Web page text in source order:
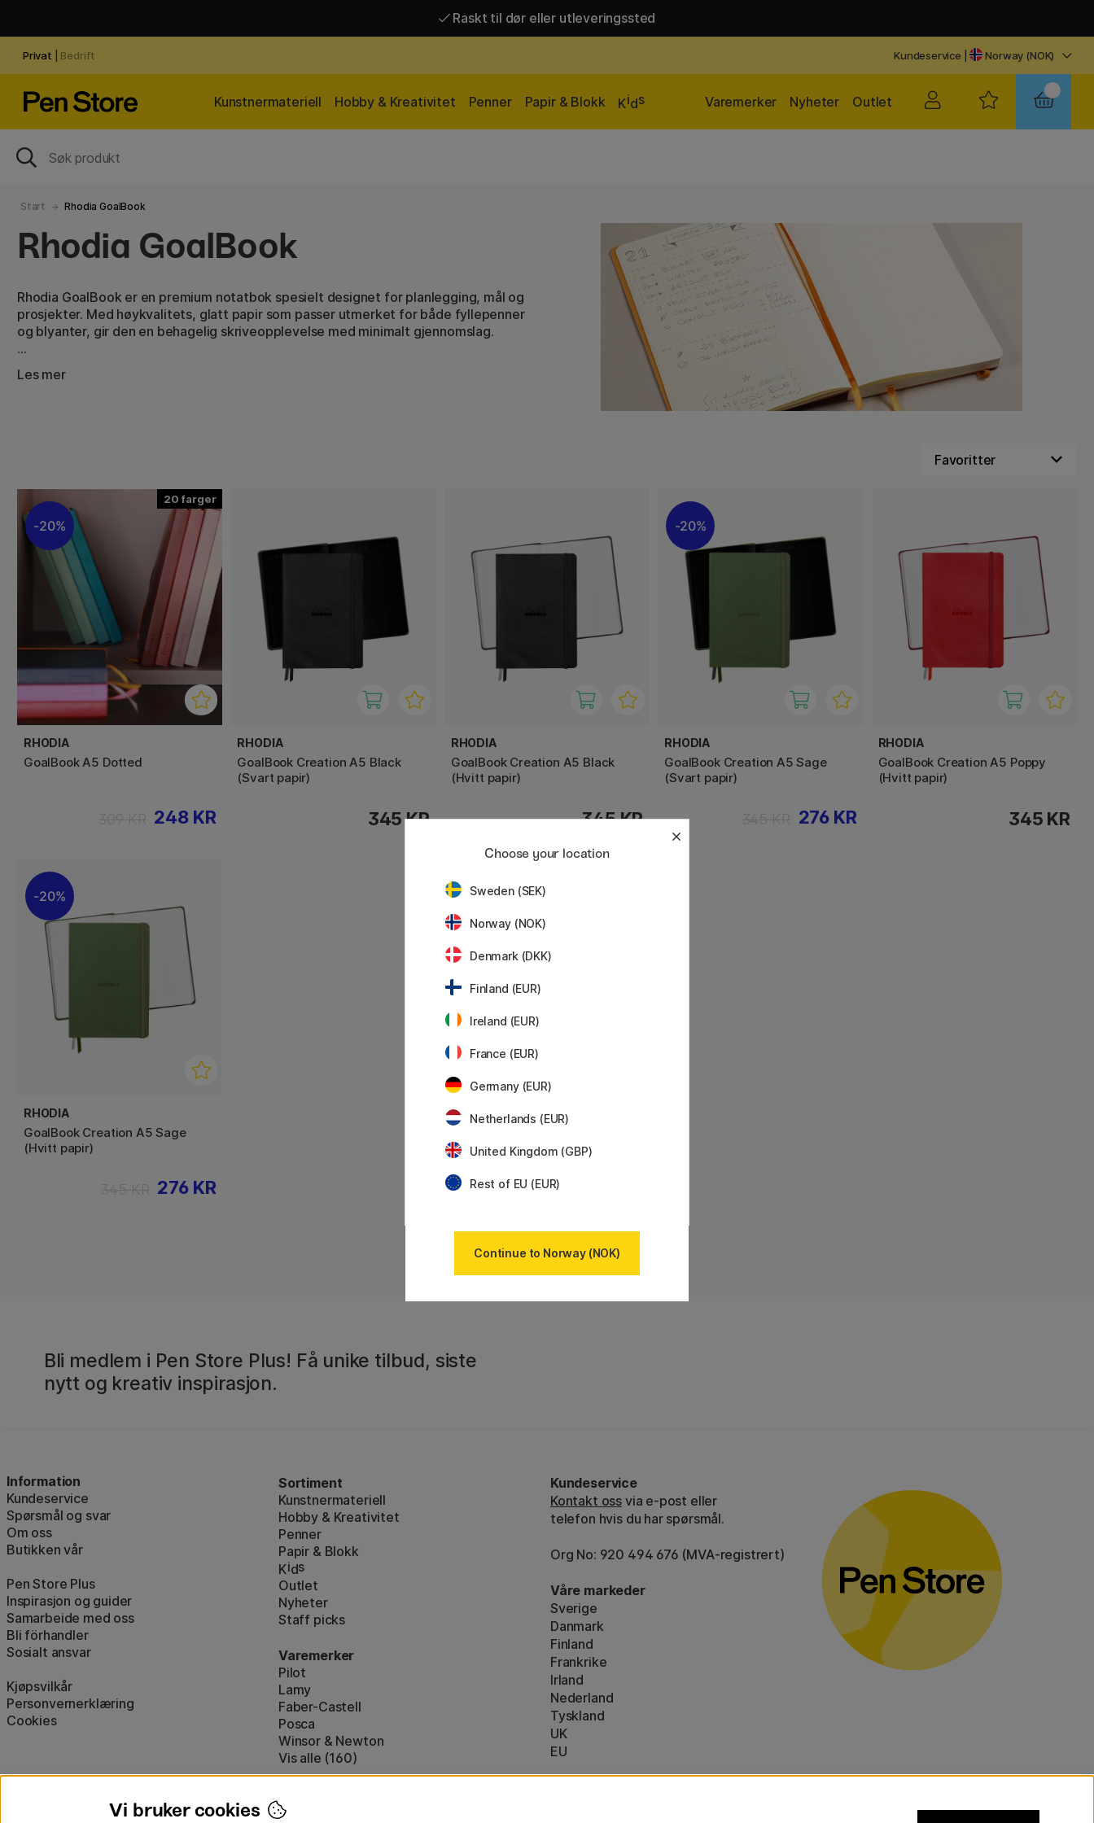
Raskt til dør eller utleveringssted
Privat Bedrift Kundeservice | Norway (NOK)
Kunstnermateriell Hobby & Kreativitet Penner Papir & Blokk Kids Outlet
Nyheter
Varemerker
Start Rhodia GoalBook
Rhodia GoalBook
Rhodia GoalBook er en premium notatbok spesielt designet for planlegging, mål og
prosjekter. Med høykvalitets, glatt papir som passer utmerket for både fyllepenner
og blyanter, gir den en behagelig skriveopplevelse med minimalt gjennomslag.
Den smarte layouten med overskrifter og målseksjoner hjelper deg med å
strukturere ideene dine, sette delmål og følge fremdriften. GoalBook kombinerer
Les mer
20
20%
RHODIA
GoalBook A5 Dotted
248 KR
RHODIA
GoalBook Creation A5 Black
(Svart papir)
345 KR
RHODIA
GoalBook Creation A5 Black
(Hvitt papir)
345 KR
20%
RHODIA
GoalBook Creation A5 Sage
(Svart papir)
276 KR
RHODIA
GoalBook Creation A5 Poppy
(Hvitt papir)
345 KR
20%
RHODIA
GoalBook Creation A5 Sage
(Hvitt papir)
276 KR
Bli medlem i Pen Store Plus! Få unike tilbud, siste
nytt og kreativ inspirasjon.
Information
Kundeservice
Spørsmål og svar
Om oss
Butikken vår
Pen Store Plus
Inspirasjon og guider
Samarbeide med oss
Bli förhandler
Sosialt ansvar
Kjøpsvilkår
Personvernerklæring
Cookies
Sortiment
Kunstnermateriell
Hobby & Kreativitet
Penner
Papir & Blokk
Kids
Outlet
Nyheter
Staff picks
Varemerker
Pilot
Lamy
Faber-Castell
Posca
Winsor & Newton
Vis alle (160)
Kundeservice
Kontakt oss via e-post eller
telefon hvis du har spørsmål.
Org No: 920 494 676 (MVA-registrert)
Våre markeder
Sverige
Danmark
Finland
Frankrike
Irland
Nederland
Tyskland
UK
EU
Choose your location
Sweden (SEK)
Norway (NOK)
Denmark (DKK)
Finland (EUR)
Ireland (EUR)
France (EUR)
Germany (EUR)
Netherlands (EUR)
United Kingdom (GBP)
Rest of EU (EUR)
Continue to Norway (NOK)
Vi bruker cookies